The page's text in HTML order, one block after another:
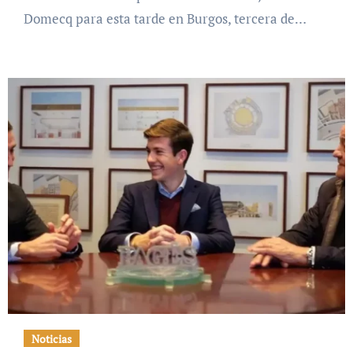
Domecq para esta tarde en Burgos, tercera de…
Noticias